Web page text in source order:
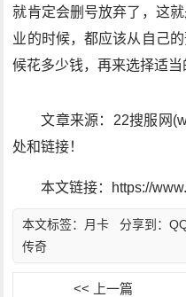
就肯定会删号放弃了，这
业的时候，都应该从自己
候花多少钱，再来选择适当
文章来源：22搜服网
处和链接！
本文链接：https://
分享到：
本文标签： 月卡
传奇
<< 上一篇